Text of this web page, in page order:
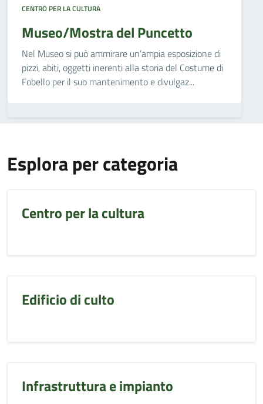
CENTRO PER LA CULTURA
Museo/Mostra del Puncetto
Nel Museo si può ammirare un’ampia esposizione di
pizzi, abiti, oggetti inerenti alla storia del Costume di
Fobello per il suo mantenimento e divulgaz...
Esplora per categoria
Centro per la cultura
Edificio di culto
Infrastruttura e impianto